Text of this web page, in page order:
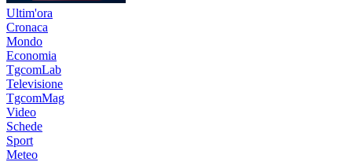
Ultim'ora
Cronaca
Mondo
Economia
TgcomLab
Televisione
TgcomMag
Video
Schede
Sport
Meteo